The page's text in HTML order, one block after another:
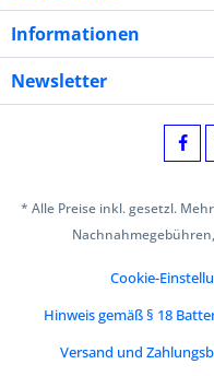
Informationen
Newsletter
* Alle Preise inkl. gesetzl.
Cookie-
Hinweis gemäß § 18
Versand und